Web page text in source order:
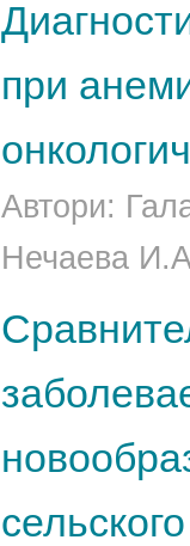
при
Автори:
Нечаева